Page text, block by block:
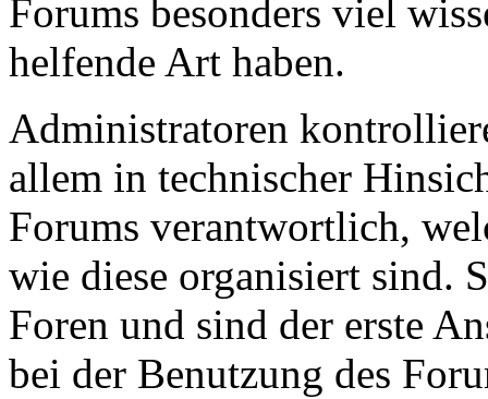
Forums besonders viel
helfende Art haben.
Administratoren
allem in technischer
Forums verantwortlich,
wie diese organisiert sind.
Foren und sind der erste
bei der Benutzung des